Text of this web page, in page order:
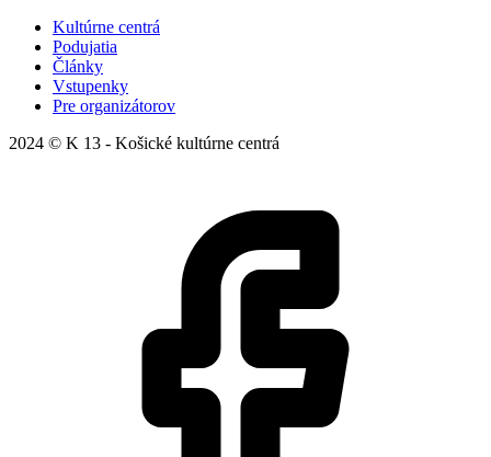
Kultúrne centrá
Podujatia
Články
Vstupenky
Pre organizátorov
2024 © K 13 - Košické kultúrne centrá